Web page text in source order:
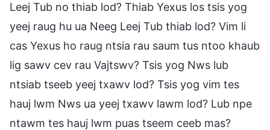
Leej Tub no thiab lod? Thiab Yexus los tsis yog
yeej raug hu ua Neeg Leej Tub thiab lod? Vim li
cas Yexus ho raug ntsia rau saum tus ntoo khaub
lig sawv cev rau Vajtswv? Tsis yog Nws lub
ntsiab tseeb yeej txawv lod? Tsis yog vim tes
hauj lwm Nws ua yeej txawv lawm lod? Lub npe
ntawm tes hauj lwm puas tseem ceeb mas?